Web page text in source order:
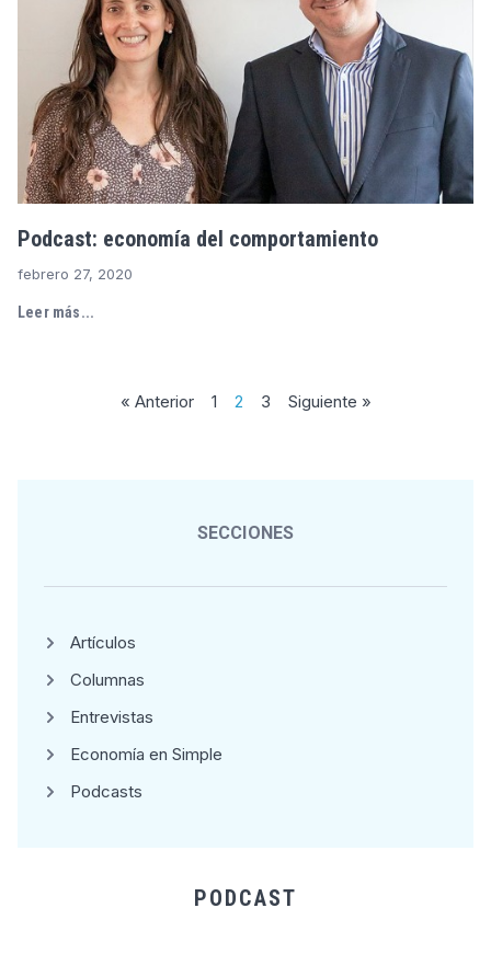
Podcast: economía del comportamiento
febrero 27, 2020
Leer más...
« Anterior 1 2 3 Siguiente »
SECCIONES
Artículos
Columnas
Entrevistas
Economía en Simple
Podcasts
PODCAST